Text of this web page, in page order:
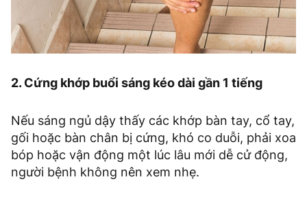
2. Cứng khớp buổi sáng kéo dài gần 1 tiếng
Nếu sáng ngủ dậy thấy các khớp bàn tay, cổ tay,
gối hoặc bàn chân bị cứng, khó co duỗi, phải xoa
bóp hoặc vận động một lúc lâu mới dễ cử động,
người bệnh không nên xem nhẹ.